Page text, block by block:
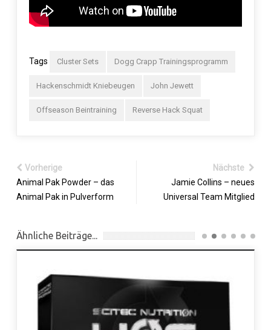
Tags Cluster Sets Dogg Crapp Trainingsprogramm
Hackenschmidt Kniebeugen John Jewett
Offseason Beintraining Reverse Hack Squat
Vorherige
Animal Pak Powder – das
Animal Pak in Pulverform
Nächste
Jamie Collins – neues
Universal Team Mitglied
Ähnliche Beiträge...